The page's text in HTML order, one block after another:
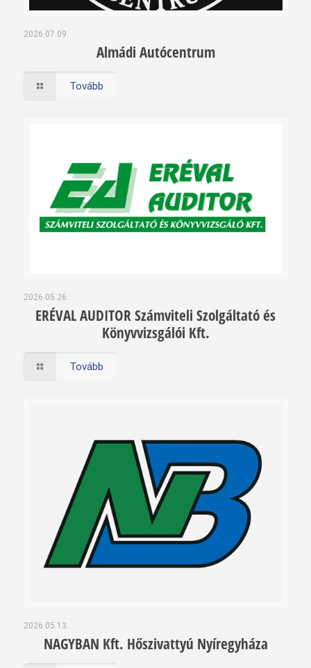
2026.07.09.
Almádi Autócentrum
Tovább
2026.05.26.
ERÉVAL AUDITOR Számviteli Szolgáltató és
Könyvvizsgálói Kft.
Tovább
2026.05.13.
NAGYBAN Kft. Hőszivattyú Nyíregyháza